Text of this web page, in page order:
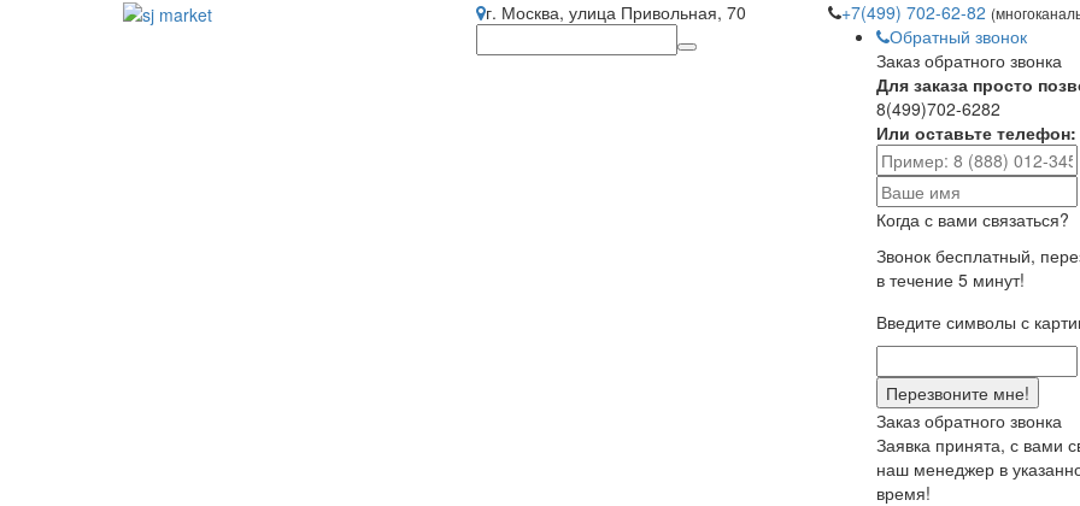
г. Москва, улица Привольная, 70 +7(499) 702-62-82
Обратный звонок
Заказ обратного звонка
Для заказа просто
8(499)702-6282
Или оставьте телефон:
Когда с вами связаться?
Звонок бесплатный,
в течение 5 минут!
Введите символы с
Заказ обратного звонка
Заявка принята, с вами
наш менеджер в
время!